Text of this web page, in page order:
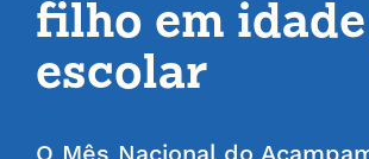
filho em
escolar